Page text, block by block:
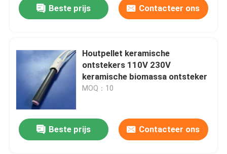
Beste prijs Contacteer ons
Houtpellet keramische
ontstekers 110V 230V
keramische biomassa ontsteker
MOQ：10
Beste prijs Contacteer ons